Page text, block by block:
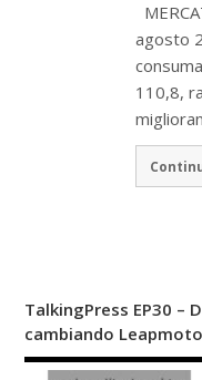
agosto
110,8,
TalkingPress EP30 –
cambiando